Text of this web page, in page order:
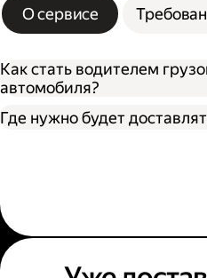
О сервисе
Как стать водителем
автомобиля?
Где нужно будет